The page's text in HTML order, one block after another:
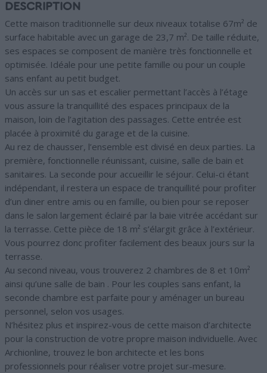
DESCRIPTION
Cette maison traditionnelle sur deux niveaux totalise 67m² de
surface habitable avec un garage de 23,7 m². De taille réduite,
ses espaces se composent de manière très fonctionnelle et
optimisée. Idéale pour une petite famille ou pour un couple
sans enfant au petit budget.
Un accès sur un sas et escalier permettant l’accès à l’étage
vous assure la tranquillité des espaces principaux de la
maison, loin de l’agitation des passages. Cette entrée est
placée à proximité du garage et de la cuisine.
Au rez de chausser, l’ensemble est divisé en deux parties. La
première, fonctionnelle réunissant, cuisine, salle de bain et
sanitaires. La seconde pour accueillir le séjour. Celui-ci étant
indépendant, il restera un espace de tranquillité pour profiter
d’un diner entre amis ou en famille, ou bien pour se reposer
dans le salon largement éclairé par la baie vitrée accédant sur
la terrasse. Cette pièce de 18 m² s’élargit grâce à l’extérieur.
Vous pourrez donc profiter facilement des beaux jours sur la
terrasse.
Au second niveau, vous trouverez 2 chambres de 8 et 10m²
ainsi qu’une salle de bain . Pour les couples sans enfant, la
seconde chambre est parfaite pour y aménager un bureau
personnel, selon vos usages.
N’hésitez plus et inspirez-vous de cette maison d’architecte
pour la construction de votre propre maison individuelle. Avec
Archionline, trouvez le bon architecte et les bons
professionnels pour réaliser votre projet sur-mesure.